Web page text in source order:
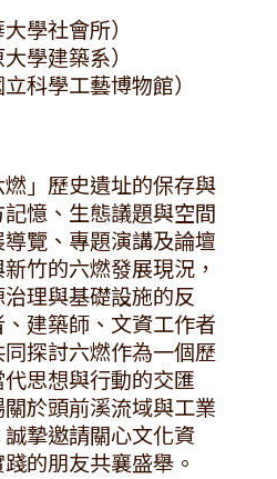
學社會所）
學建築系）
科學工藝博物館）
」歷史遺址的保存與
憶、生態議題與空間
覽、專題演講及論壇
竹的六燃發展現況，
理與基礎設施的反
建築師、文資工作者
探討六燃作為一個歷
思想與行動的交匯
於頭前溪流域與工業
摯邀請關心文化資
的朋友共襄盛舉。